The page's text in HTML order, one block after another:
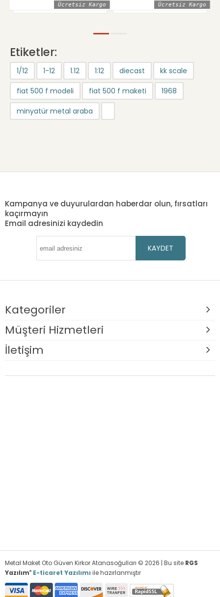
Ücretsiz Kargo Ücretsiz Kargo
Etiketler:
1/12 1-12 1.12 1:12 diecast kk scale
fiat 500 f modeli fiat 500 f maketi 1968
minyatür metal araba
Kampanya ve duyurulardan haberdar olun, fırsatları
kaçırmayın
Email adresinizi kaydedin
KAYDET
Kategoriler
Müşteri Hizmetleri
İletişim
Metal Maket Oto Güven Kirkor Atanasoğulları © 2026 | Bu site RGS
Yazılım® E-ticaret Yazılımı ile hazırlanmıştır